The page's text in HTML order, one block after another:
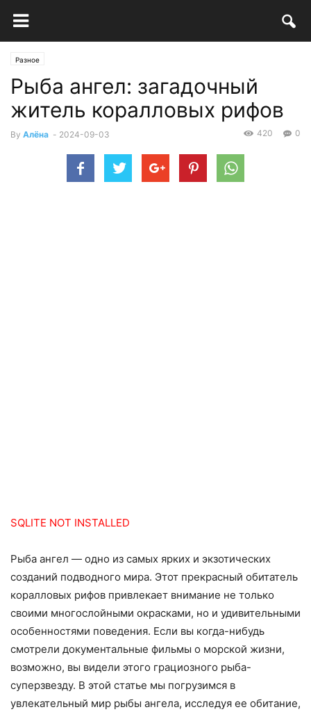
Разное
Рыба ангел: загадочный
житель коралловых рифов
By Алёна - 2024-09-03 0
420
SQLITE NOT INSTALLED
Рыба ангел — одно из самых ярких и экзотических
созданий подводного мира. Этот прекрасный обитатель
коралловых рифов привлекает внимание не только
своими многослойными окрасками, но и удивительными
особенностями поведения. Если вы когда-нибудь
смотрели документальные фильмы о морской жизни,
возможно, вы видели этого грациозного рыба-
суперзвезду. В этой статье мы погрузимся в
увлекательный мир рыбы ангела, исследуя ее обитание,